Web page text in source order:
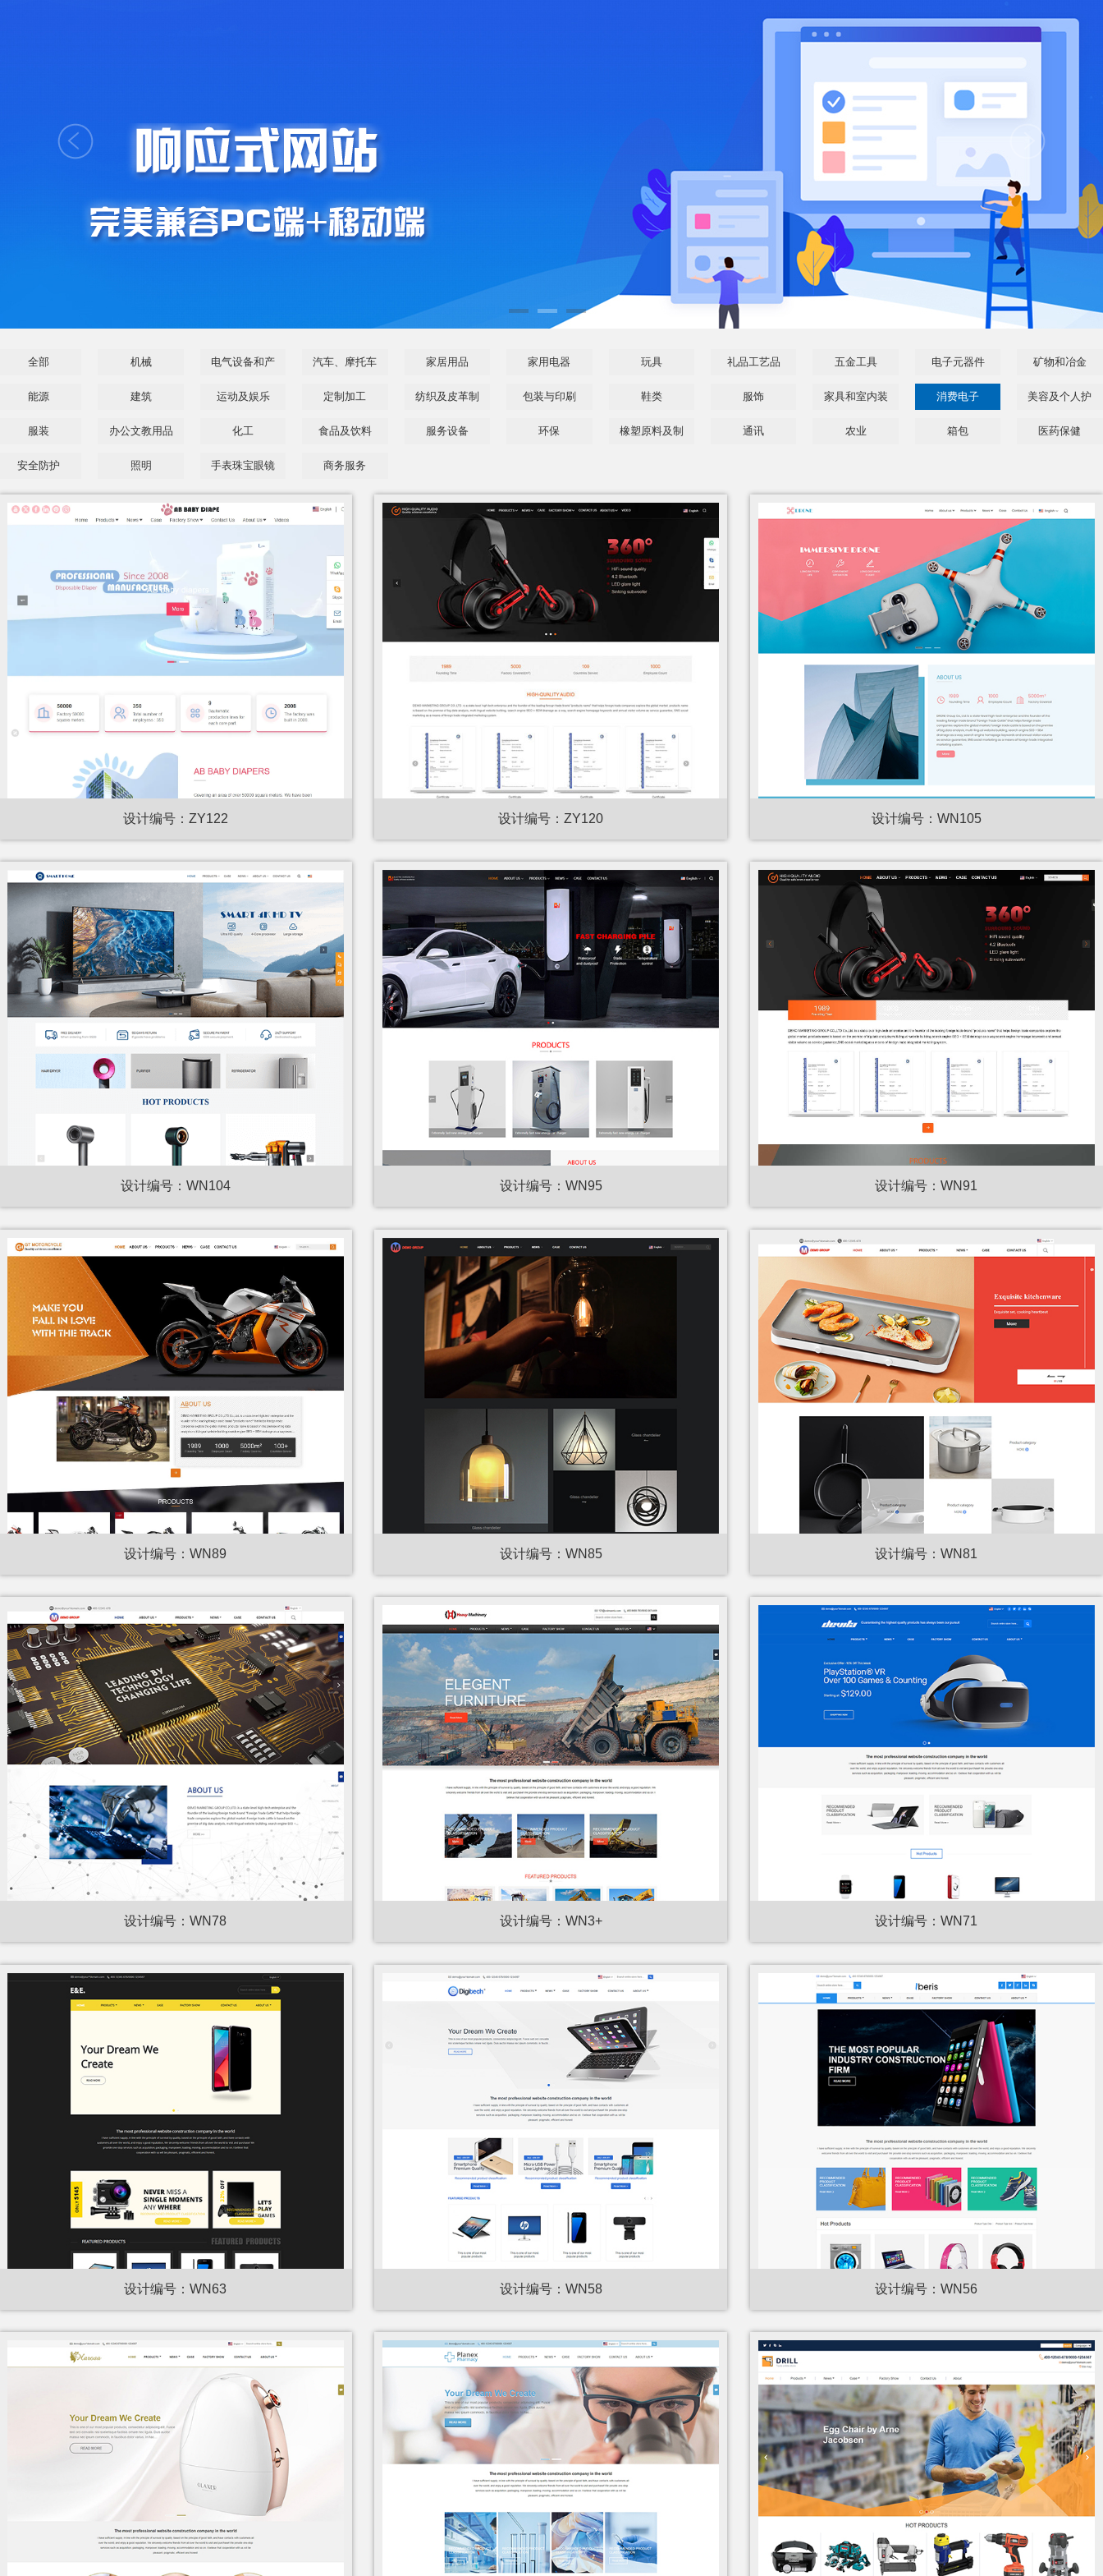
全部 机械
电气设备和产
汽车、摩托车 家居用品 家用电器 玩具 礼品工艺品 五金工具 电子元器件 矿物和冶金
能源 建筑 运动及娱乐 定制加工
纺织及皮革制
包装与印刷 鞋类 服饰
家具和室内装
消费电子
美容及个人护
服装
办公文教用品 化工 食品及饮料 服务设备 环保
橡塑原料及制
通讯 农业 箱包 医药保健
安全防护 照明 手表珠宝眼镜 商务服务
设计编号：ZY122 设计编号：ZY120 设计编号：WN105
设计编号：WN104 设计编号：WN95 设计编号：WN91
设计编号：WN89 设计编号：WN85 设计编号：WN81
设计编号：WN78 设计编号：WN3+ 设计编号：WN71
设计编号：WN63 设计编号：WN58 设计编号：WN56